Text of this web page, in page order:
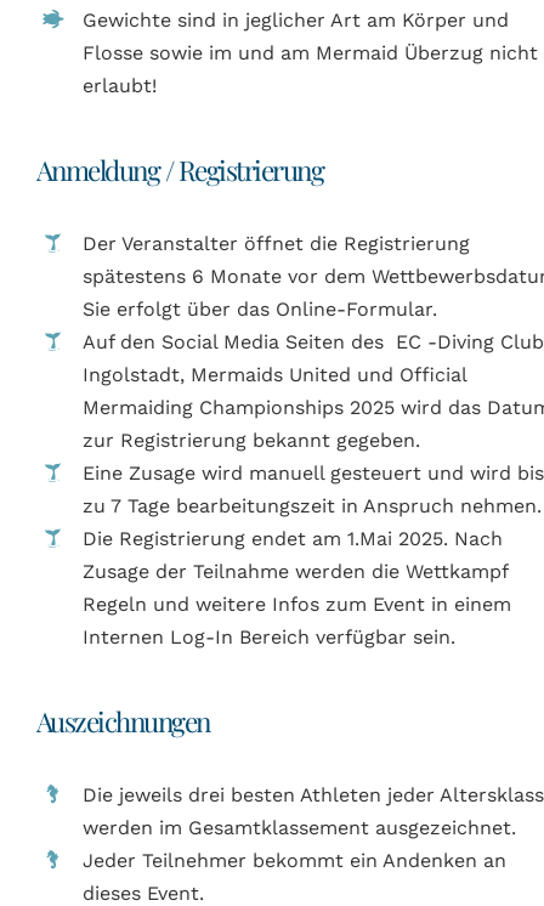
Gewichte sind in jeglicher Art am Körper und
Flosse sowie im und am Mermaid Überzug nicht
erlaubt!
Anmeldung / Registrierung
Der Veranstalter öffnet die Registrierung
spätestens 6 Monate vor dem
Sie erfolgt über das Online-Formular.
Auf den Social Media Seiten des EC -Diving Club
Ingolstadt, Mermaids United und Official
Mermaiding Championships 2025 wird das
zur Registrierung bekannt gegeben.
Eine Zusage wird manuell gesteuert und wird bis
zu 7 Tage bearbeitungszeit in Anspruch nehmen.
Die Registrierung endet am 1.Mai 2025. Nach
Zusage der Teilnahme werden die Wettkampf
Regeln und weitere Infos zum Event in einem
Internen Log-In Bereich verfügbar sein.
Auszeichnungen
Die jeweils drei besten Athleten jeder
werden im Gesamtklassement ausgezeichnet.
Jeder Teilnehmer bekommt ein Andenken an
dieses Event.